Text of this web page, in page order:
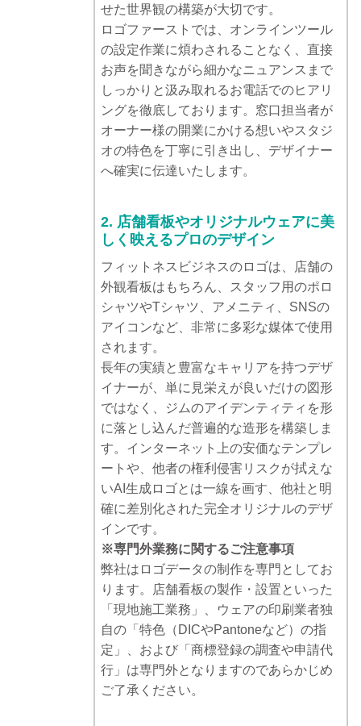
せた世界観の構築が大切です。
ロゴファーストでは、オンラインツール
の設定作業に煩わされることなく、直接
お声を聞きながら細かなニュアンスまで
しっかりと汲み取れるお電話でのヒアリ
ングを徹底しております。窓口担当者が
オーナー様の開業にかける想いやスタジ
オの特色を丁寧に引き出し、デザイナー
へ確実に伝達いたします。
2. 店舗看板やオリジナルウェアに美
しく映えるプロのデザイン
フィットネスビジネスのロゴは、店舗の
外観看板はもちろん、スタッフ用のポロ
シャツやTシャツ、アメニティ、SNSの
アイコンなど、非常に多彩な媒体で使用
されます。
長年の実績と豊富なキャリアを持つデザ
イナーが、単に見栄えが良いだけの図形
ではなく、ジムのアイデンティティを形
に落とし込んだ普遍的な造形を構築しま
す。インターネット上の安価なテンプレ
ートや、他者の権利侵害リスクが拭えな
いAI生成ロゴとは一線を画す、他社と明
確に差別化された完全オリジナルのデザ
インです。
※専門外業務に関するご注意事項
弊社はロゴデータの制作を専門としてお
ります。店舗看板の製作・設置といった
「現地施工業務」、ウェアの印刷業者独
自の「特色（DICやPantoneなど）の指
定」、および「商標登録の調査や申請代
行」は専門外となりますのであらかじめ
ご了承ください。